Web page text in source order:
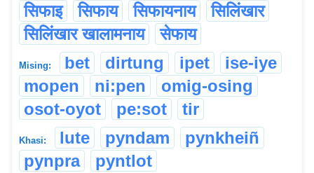
सिफाइ
सिफाय सिफायनाय
सिलिंखार
सिलिंखार खालामनाय
सेफाय
Mising: bet dirtung ipet
ise-iye
mopen
ni:pen
omig-osing
osot-oyot
pe:sot tir
Khasi: lute pyndam
pynkheiñ
pynpra
pyntlot